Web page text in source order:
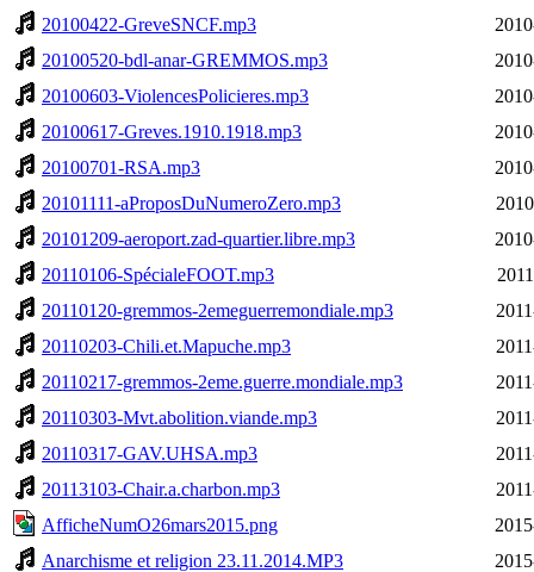
20100422-GreveSNCF.mp3
20100520-bdl-anar-GREMMOS.mp3
20100603-ViolencesPolicieres.mp3
20100617-Greves.1910.1918.mp3
20100701-RSA.mp3
20101111-aProposDuNumeroZero.mp3
20101209-aeroport.zad-quartier.libre.mp3
20110106-SpécialeFOOT.mp3
20110120-gremmos-2emeguerremondiale.mp3
20110203-Chili.et.Mapuche.mp3
20110217-gremmos-2eme.guerre.mondiale.mp3
20110303-Mvt.abolition.viande.mp3
20110317-GAV.UHSA.mp3
20113103-Chair.a.charbon.mp3
AfficheNumO26mars2015.png
Anarchisme et religion 23.11.2014.MP3